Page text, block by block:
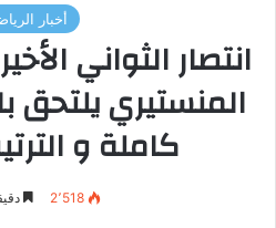
أخبار
انتصار الثواني
المنستيري يلتحق
كاملة و
2٬518